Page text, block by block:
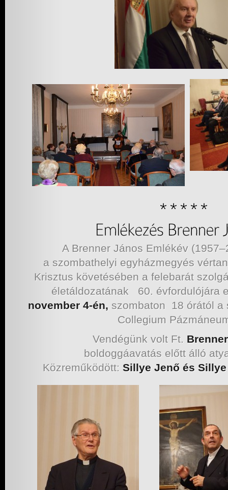
A Brenner János Emlékév
a szombathelyi egyházmegyés
Krisztus követésében a felebarát
életáldozatának 60. évfordulójára
november 4-én, szombaton 18 órától a
Collegium
Vendégünk volt Ft.
boldoggáavatás előtt álló
Közreműködött: Sillye Jenő és